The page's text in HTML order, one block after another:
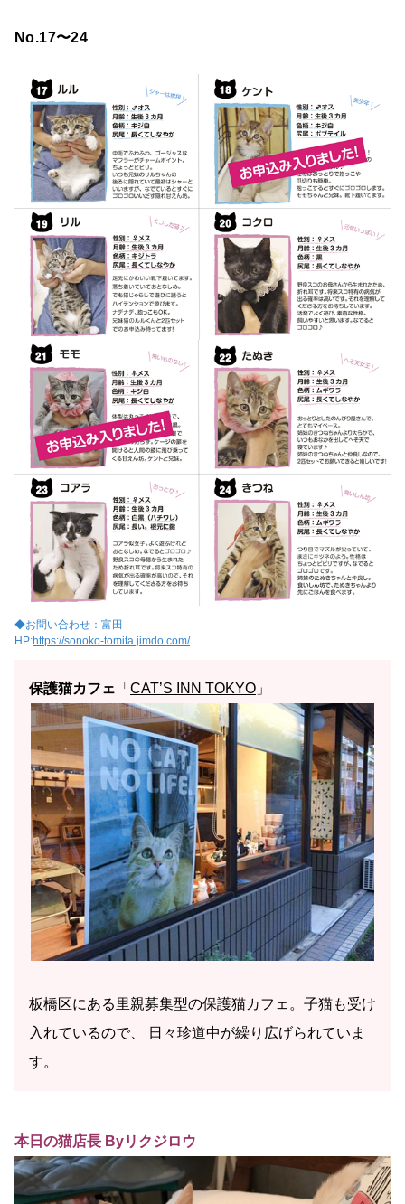
No.17〜24
◆お問い合わせ：富田
HP:https://sonoko-tomita.jimdo.com/
保護猫カフェ 「 CAT’S INN TOKYO 」
板橋区にある里親募集型の保護猫カフェ。子猫も受け
入れているので、 日々珍道中が繰り広げられていま
す。
本日の猫店長 Byリクジロウ